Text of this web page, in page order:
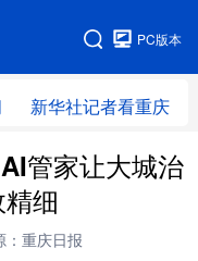
PC版本
新华社记者看重庆
管家让大城治
细
：重庆日报